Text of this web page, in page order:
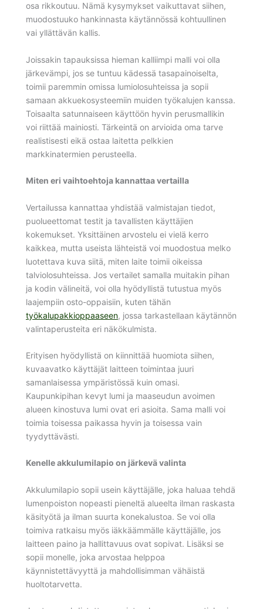
osa rikkoutuu. Nämä kysymykset vaikuttavat siihen,
muodostuuko hankinnasta käytännössä kohtuullinen
vai yllättävän kallis.
Joissakin tapauksissa hieman kalliimpi malli voi olla
järkevämpi, jos se tuntuu kädessä tasapainoiselta,
toimii paremmin omissa lumiolosuhteissa ja sopii
samaan akkuekosysteemiin muiden työkalujen kanssa.
Toisaalta satunnaiseen käyttöön hyvin perusmallikin
voi riittää mainiosti. Tärkeintä on arvioida oma tarve
realistisesti eikä ostaa laitetta pelkkien
markkinatermien perusteella.
Miten eri vaihtoehtoja kannattaa vertailla
Vertailussa kannattaa yhdistää valmistajan tiedot,
puolueettomat testit ja tavallisten käyttäjien
kokemukset. Yksittäinen arvostelu ei vielä kerro
kaikkea, mutta useista lähteistä voi muodostua melko
luotettava kuva siitä, miten laite toimii oikeissa
talviolosuhteissa. Jos vertailet samalla muitakin pihan
ja kodin välineitä, voi olla hyödyllistä tutustua myös
laajempiin osto-oppaisiin, kuten tähän
työkalupakkioppaaseen, jossa tarkastellaan käytännön
valintaperusteita eri näkökulmista.
Erityisen hyödyllistä on kiinnittää huomiota siihen,
kuvaavatko käyttäjät laitteen toimintaa juuri
samanlaisessa ympäristössä kuin omasi.
Kaupunkipihan kevyt lumi ja maaseudun avoimen
alueen kinostuva lumi ovat eri asioita. Sama malli voi
toimia toisessa paikassa hyvin ja toisessa vain
tyydyttävästi.
Kenelle akkulumilapio on järkevä valinta
Akkulumilapio sopii usein käyttäjälle, joka haluaa tehdä
lumenpoiston nopeasti pieneltä alueelta ilman raskasta
käsityötä ja ilman suurta konekalustoa. Se voi olla
toimiva ratkaisu myös iäkkäämmälle käyttäjälle, jos
laitteen paino ja hallittavuus ovat sopivat. Lisäksi se
sopii monelle, joka arvostaa helppoa
käynnistettävyyttä ja mahdollisimman vähäistä
huoltotarvetta.